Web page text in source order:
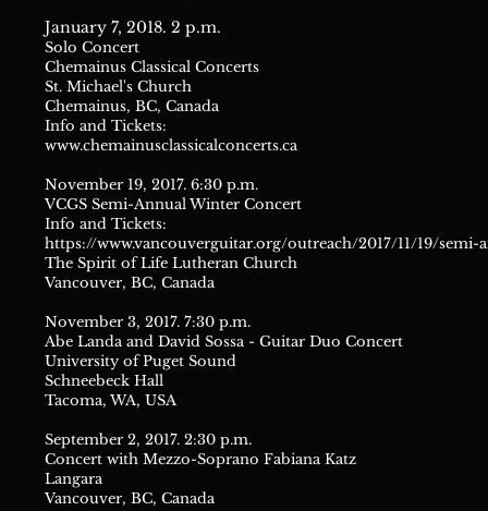
January 7, 2018. 2 p.m.
Solo Concert
Chemainus Classical Concerts
St. Michael's Church
Chemainus, BC, Canada
Info and Tickets:
www.chemainusclassicalconcerts.ca
November 19, 2017. 6:30 p.m.
VCGS Semi-Annual Winter Concert
Info and Tickets:
https://www.vancouverguitar.org/outreach/2017/11/19/semi-
The Spirit of Life Lutheran Church
Vancouver, BC, Canada
November 3, 2017. 7:30 p.m.
Abe Landa and David Sossa - Guitar Duo Concert
University of Puget Sound
Schneebeck Hall
Tacoma, WA, USA
September 2, 2017. 2:30 p.m.
Concert with Mezzo-Soprano Fabiana Katz
Langara
Vancouver, BC, Canada